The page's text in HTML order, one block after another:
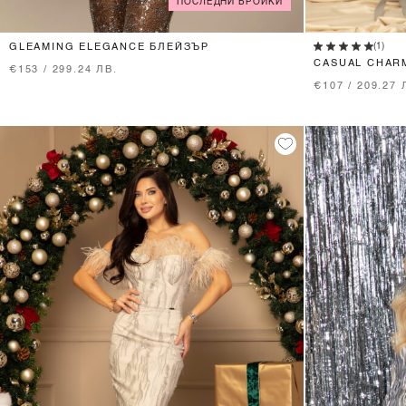
XS S M
GLEAMING ELEGANCE БЛЕЙЗЪР
€153 / 299.24 ЛВ.
(1)
€107 / 209.27